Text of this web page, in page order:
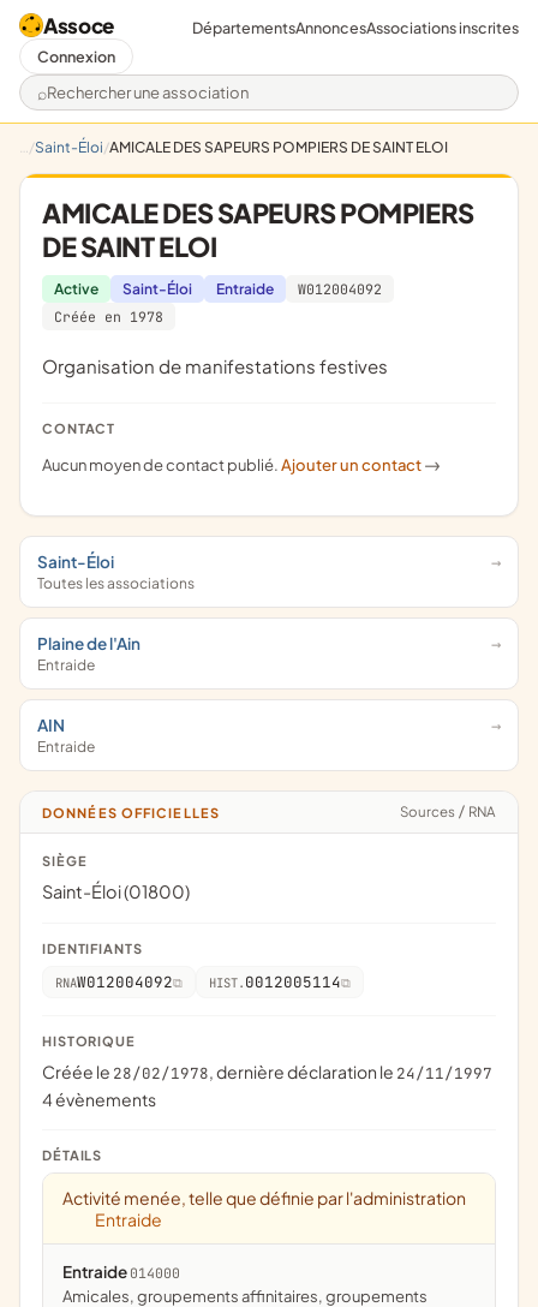
Assoce
Rechercher une association
DépartementsAnnoncesAssociations inscrites
Connexion
Saint-Éloi AMICALE DES SAPEURS POMPIERS DE SAINT ELOI
AMICALE DES SAPEURS POMPIERS
DE SAINT ELOI
Active Saint-Éloi Entraide
W012004092
Créée en 1978
organisation de manifestations festives
CONTACT
Aucun moyen de contact publié.Ajouter un contact ->
Saint-Éloi
Toutes les associations
Plaine de l'Ain
Entraide
AIN
Entraide
DONNÉES OFFICIELLES Sources / RNA
SIÈGE
Saint-Éloi (01800)
IDENTIFIANTS
RNAW012004092 HIST. 0012005114
HISTORIQUE
Créée le 28/02/1978, dernière déclaration le 24/11/1997
4 évènements
DÉTAILS
Activité menée, telle que définie par l'administration
Entraide
Entraide 014000
amicales, groupements affinitaires, groupements